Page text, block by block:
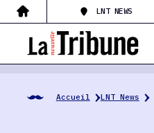
LNT NEWS
Accueil LNT News